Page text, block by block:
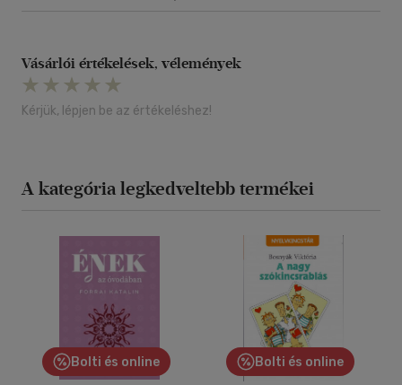
Vásárlói értékelések, vélemények
Kérjük, lépjen be az értékeléshez!
A kategória legkedveltebb termékei
Bolti és online Bolti és online